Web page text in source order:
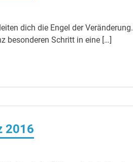
dich die Engel der
besonderen Schritt in eine […]
2016